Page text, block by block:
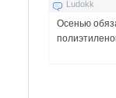
Ludokk
Осенью